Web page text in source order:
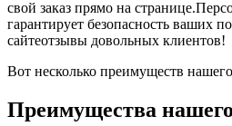
свой заказ прямо на
гарантирует безопасность ваших
сайтеотзывы довольных клиентов!
Вот несколько преимуществ
Преимущества